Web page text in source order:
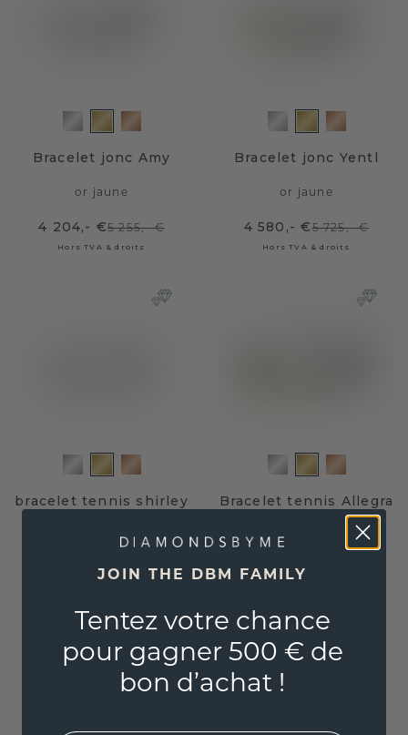
Bracelet jonc Amy
or jaune
4 204,- €5 255,- €
Hors TVA & droits
Bracelet jonc Yentl
or jaune
4 580,- €5 725,- €
Hors TVA & droits
bracelet tennis shirley
Hors TVA & droits
Bracelet tennis Allegra
JOIN THE DBM FAMILY
Tentez votre chance
pour gagner 500 € de
bon d’achat !